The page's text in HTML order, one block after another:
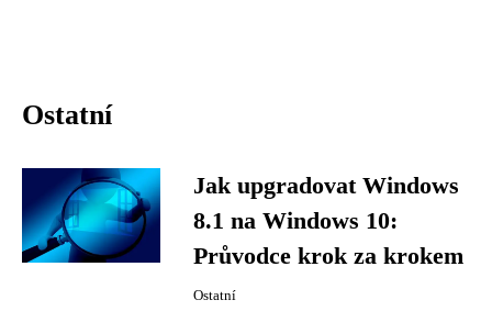
Ostatní
Jak upgradovat Windows
8.1 na Windows 10:
Průvodce krok za krokem
Ostatní